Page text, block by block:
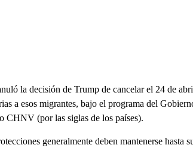
la decisión de Trump de cancelar el 24 de
a esos migrantes, bajo el programa del
CHNV (por las siglas de los países).
generalmente deben mantenerse